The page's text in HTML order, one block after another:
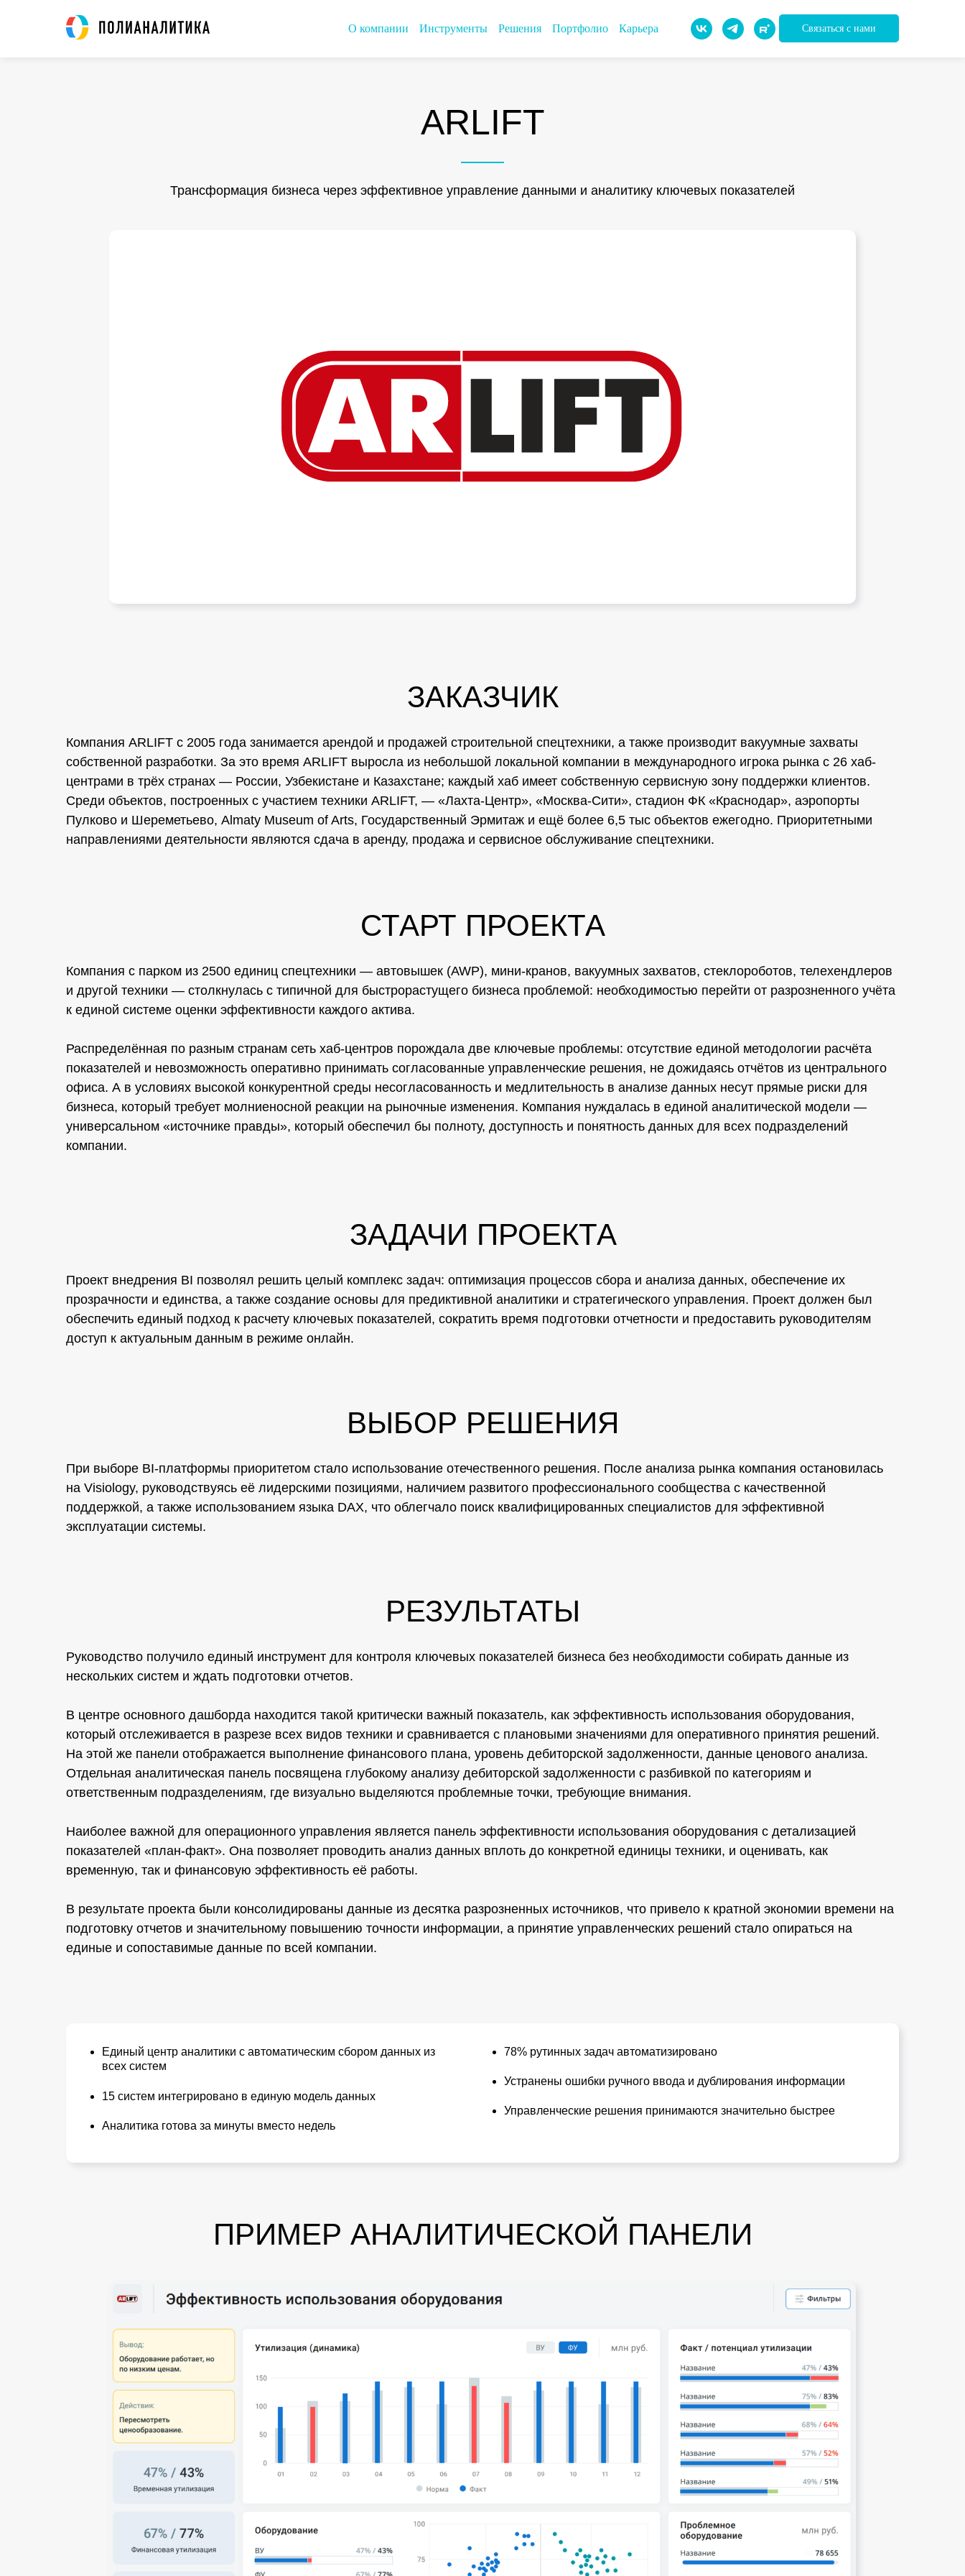
О компании Инструменты Решения Портфолио Карьера Связаться с нами
ARLIFT
Трансформация бизнеса через эффективное управление данными и аналитику ключевых показателей
ЗАКАЗЧИК
Компания ARLIFT с 2005 года занимается арендой и продажей строительной спецтехники, а также производит вакуумные захваты
собственной разработки. За это время ARLIFT выросла из небольшой локальной компании в международного игрока рынка с 26 хаб-
центрами в трёх странах — России, Узбекистане и Казахстане; каждый хаб имеет собственную сервисную зону поддержки клиентов.
Среди объектов, построенных с участием техники ARLIFT, — «Лахта-Центр», «Москва-Сити», стадион ФК «Краснодар», аэропорты
Пулково и Шереметьево, Almaty Museum of Arts, Государственный Эрмитаж и ещё более 6,5 тыс объектов ежегодно. Приоритетными
направлениями деятельности являются сдача в аренду, продажа и сервисное обслуживание спецтехники.
СТАРТ ПРОЕКТА
Компания с парком из 2500 единиц спецтехники — автовышек (AWP), мини-кранов, вакуумных захватов, стеклороботов, телехендлеров
и другой техники — столкнулась с типичной для быстрорастущего бизнеса проблемой: необходимостью перейти от разрозненного учёта
к единой системе оценки эффективности каждого актива.
Распределённая по разным странам сеть хаб-центров порождала две ключевые проблемы: отсутствие единой методологии расчёта
показателей и невозможность оперативно принимать согласованные управленческие решения, не дожидаясь отчётов из центрального
офиса. А в условиях высокой конкурентной среды несогласованность и медлительность в анализе данных несут прямые риски для
бизнеса, который требует молниеносной реакции на рыночные изменения. Компания нуждалась в единой аналитической модели —
универсальном «источнике правды», который обеспечил бы полноту, доступность и понятность данных для всех подразделений
компании.
ЗАДАЧИ ПРОЕКТА
Проект внедрения BI позволял решить целый комплекс задач: оптимизация процессов сбора и анализа данных, обеспечение их
прозрачности и единства, а также создание основы для предиктивной аналитики и стратегического управления. Проект должен был
обеспечить единый подход к расчету ключевых показателей, сократить время подготовки отчетности и предоставить руководителям
доступ к актуальным данным в режиме онлайн.
ВЫБОР РЕШЕНИЯ
При выборе BI-платформы приоритетом стало использование отечественного решения. После анализа рынка компания остановилась
на Visiology, руководствуясь её лидерскими позициями, наличием развитого профессионального сообщества с качественной
поддержкой, а также использованием языка DAX, что облегчало поиск квалифицированных специалистов для эффективной
эксплуатации системы.
РЕЗУЛЬТАТЫ
Руководство получило единый инструмент для контроля ключевых показателей бизнеса без необходимости собирать данные из
нескольких систем и ждать подготовки отчетов.
В центре основного дашборда находится такой критически важный показатель, как эффективность использования оборудования,
который отслеживается в разрезе всех видов техники и сравнивается с плановыми значениями для оперативного принятия решений.
На этой же панели отображается выполнение финансового плана, уровень дебиторской задолженности, данные ценового анализа.
Отдельная аналитическая панель посвящена глубокому анализу дебиторской задолженности с разбивкой по категориям и
ответственным подразделениям, где визуально выделяются проблемные точки, требующие внимания.
Наиболее важной для операционного управления является панель эффективности использования оборудования с детализацией
показателей «план-факт». Она позволяет проводить анализ данных вплоть до конкретной единицы техники, и оценивать, как
временную, так и финансовую эффективность её работы.
В результате проекта были консолидированы данные из десятка разрозненных источников, что привело к кратной экономии времени на
подготовку отчетов и значительному повышению точности информации, а принятие управленческих решений стало опираться на
единые и сопоставимые данные по всей компании.
Единый центр аналитики с автоматическим сбором данных из
всех систем
15 систем интегрировано в единую модель данных
Аналитика готова за минуты вместо недель
78% рутинных задач автоматизировано
Устранены ошибки ручного ввода и дублирования информации
Управленческие решения принимаются значительно быстрее
ПРИМЕР АНАЛИТИЧЕСКОЙ ПАНЕЛИ